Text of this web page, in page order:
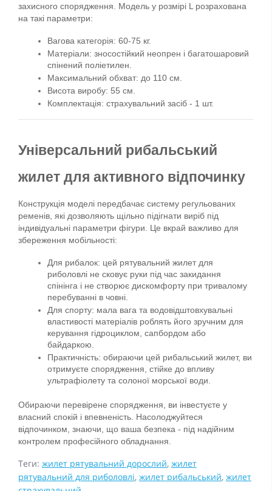
захисного спорядження. Модель у розмірі L розрахована
на такі параметри:
Вагова категорія: 60-75 кг.
Матеріали: зносостійкий неопрен і багатошаровий
спінений поліетилен.
Максимальний обхват: до 110 см.
Висота виробу: 55 см.
Комплектація: страхувальний засіб - 1 шт.
Універсальний рибальський
жилет для активного відпочинку
Конструкція моделі передбачає систему регульованих
ременів, які дозволяють щільно підігнати виріб під
індивідуальні параметри фігури. Це вкрай важливо для
збереження мобільності:
Для рибалок: цей рятувальний жилет для
риболовлі не сковує руки під час закидання
спінінга і не створює дискомфорту при тривалому
перебуванні в човні.
Для спорту: мала вага та водовідштовхувальні
властивості матеріалів роблять його зручним для
керування гідроциклом, сапбордом або
байдаркою.
Практичність: обираючи цей рибальський жилет, ви
отримуєте спорядження, стійке до впливу
ультрафіолету та солоної морської води.
Обираючи перевірене спорядження, ви інвестуєте у
власний спокій і впевненість. Насолоджуйтеся
відпочинком, знаючи, що ваша безпека - під надійним
контролем професійного обладнання.
Теги: жилет рятувальний дорослий, жилет
рятувальний для риболовлі, жилет рибальський, жилет